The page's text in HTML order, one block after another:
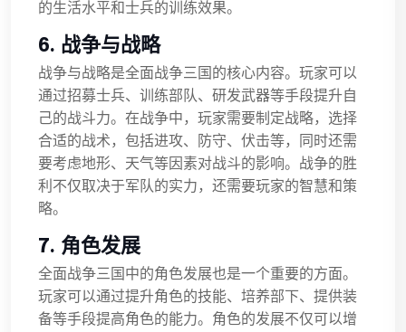
的生活水平和士兵的训练效果。
6. 战争与战略
战争与战略是全面战争三国的核心内容。玩家可以
通过招募士兵、训练部队、研发武器等手段提升自
己的战斗力。在战争中，玩家需要制定战略，选择
合适的战术，包括进攻、防守、伏击等，同时还需
要考虑地形、天气等因素对战斗的影响。战争的胜
利不仅取决于军队的实力，还需要玩家的智慧和策
略。
7. 角色发展
全面战争三国中的角色发展也是一个重要的方面。
玩家可以通过提升角色的技能、培养部下、提供装
备等手段提高角色的能力。角色的发展不仅可以增